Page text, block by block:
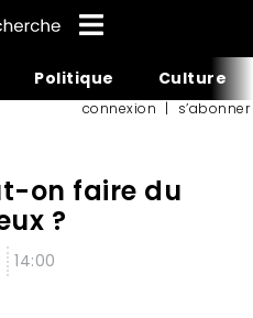
Politique Culture
connexion | s’abonner
on faire du
?
14:00